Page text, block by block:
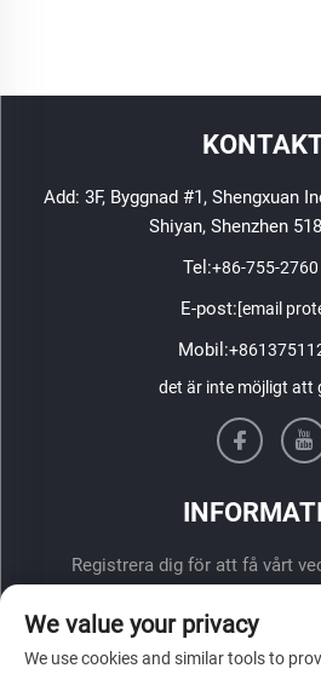
Add: 3F, Byggnad #1, Shengxuan
Shiyan, Shenzhen
Tel:+86-755-2760
E-post:[email
Mobil:
det är inte möjligt att
Registrera dig för att få vårt
We value your privacy
We use cookies and similar tools to